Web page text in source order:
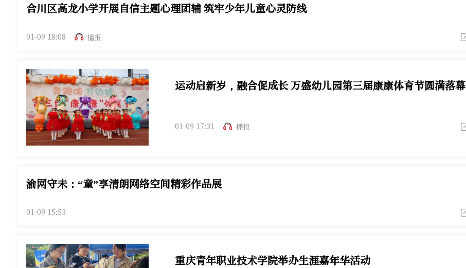
合川区高龙小学开展自信主题心理团辅 筑牢少年儿童心灵防线
01-09 18:08 播报
运动启新岁，融合促成长 万盛幼儿园第三届康康体育节圆满落幕
01-09 17:31 播报
渝网守未：“童”享清朗网络空间精彩作品展
01-09 15:53
重庆青年职业技术学院举办生涯嘉年华活动